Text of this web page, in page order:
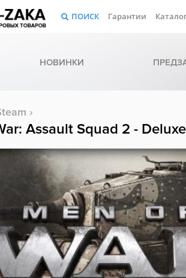
ПОИСК Гарантии
НОВИНКИ
›
Assault Squad 2 -